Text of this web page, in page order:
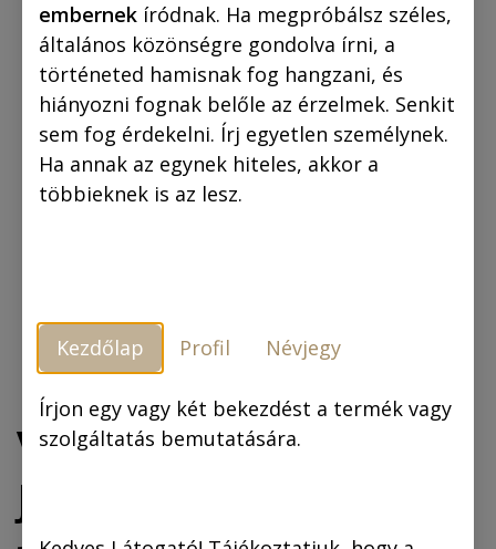
Vászonkép: „Fülig
Jimmy és Pollinó
embernek íródnak. Ha megpróbálsz széles,
általános közönségre gondolva írni, a
történeted hamisnak fog hangzani, és
hiányozni fognak belőle az érzelmek. Senkit
sem fog érdekelni. Írj egyetlen személynek.
Ha annak az egynek hiteles, akkor a
többieknek is az lesz.
Kezdőlap Profil Névjegy
Írjon egy vagy két bekezdést a termék vagy
szolgáltatás bemutatására.